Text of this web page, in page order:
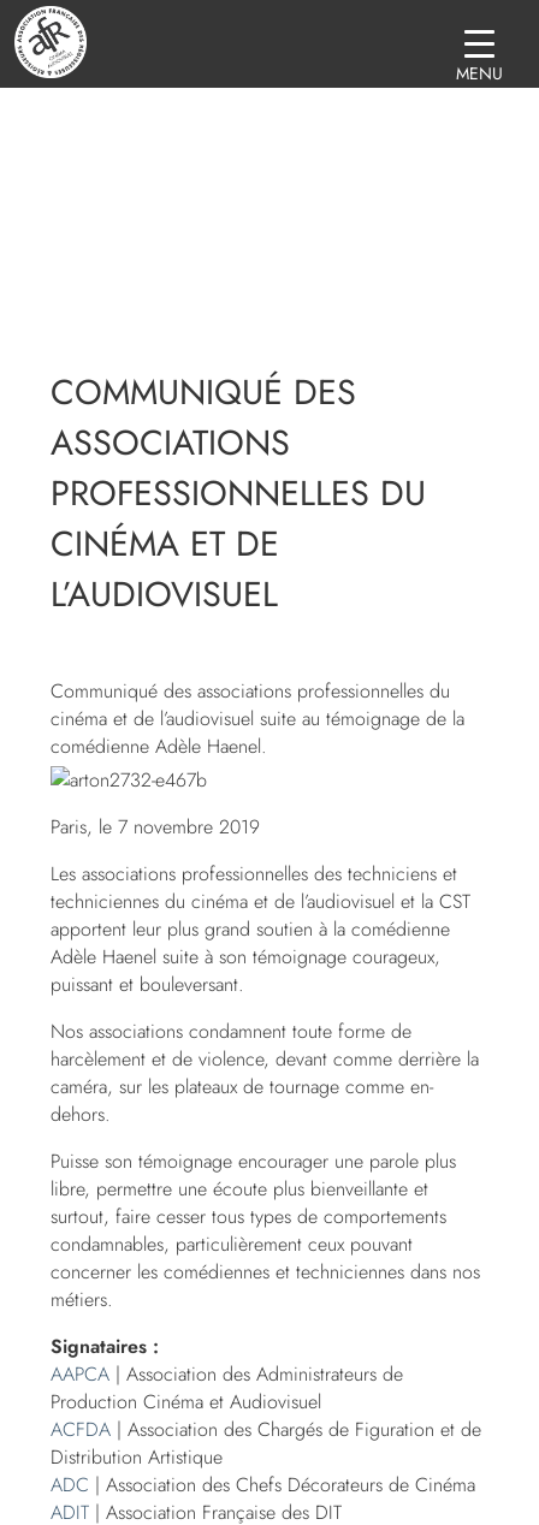
COMMUNIQUÉ DES
ASSOCIATIONS
PROFESSIONNELLES DU
CINÉMA ET DE
L’AUDIOVISUEL
Communiqué des associations professionnelles du
cinéma et de l’audiovisuel suite au témoignage de la
comédienne Adèle Haenel.
Paris, le 7 novembre 2019
Les associations professionnelles des techniciens et
techniciennes du cinéma et de l’audiovisuel et la CST
apportent leur plus grand soutien à la comédienne
Adèle Haenel suite à son témoignage courageux,
puissant et bouleversant.
Nos associations condamnent toute forme de
harcèlement et de violence, devant comme derrière la
caméra, sur les plateaux de tournage comme en-
dehors.
Puisse son témoignage encourager une parole plus
libre, permettre une écoute plus bienveillante et
surtout, faire cesser tous types de comportements
condamnables, particulièrement ceux pouvant
concerner les comédiennes et techniciennes dans nos
métiers.
Signataires :
AAPCA | Association des Administrateurs de
Production Cinéma et Audiovisuel
ACFDA | Association des Chargés de Figuration et de
Distribution Artistique
ADC | Association des Chefs Décorateurs de Cinéma
ADIT | Association Française des DIT
MENU